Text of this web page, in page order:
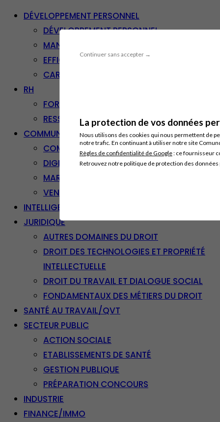
Continuer sans accepter →
La protection de vos données
Nous utilisons des cookies qui nous permettent de
notre trafic. En continuant à utiliser notre site
Règles de confidentialité de Google: ce fournisseur
Retrouvez notre politique de protection des
DÉVELOPPEMENT PERSONNEL
DÉVELOPPEMENT PERSONNEL
MANAGEMENT
EFFICACITÉ PROFESSIONNELLE
CARRIÈRE & RECONVERSION
RH
FORMATION PROFESSIONNELLE
RESSOURCES HUMAINES
COMMUNICATION/DIGITAL
COMMUNICATION
DIGITAL
MARKETING
VENTE – RELATION CLIENT
INTELLIGENCE ARTIFICIELLE
JURIDIQUE
AUTRES DOMAINES DU DROIT
DROIT DES TECHNOLOGIES ET PROPRIÉTÉ
INTELLECTUELLE
DROIT DU TRAVAIL ET DIALOGUE SOCIAL
FONDAMENTAUX DES MÉTIERS DU DROIT
SANTÉ AU TRAVAIL/QVT
SECTEUR PUBLIC
ACTION SOCIALE
ETABLISSEMENTS DE SANTÉ
GESTION PUBLIQUE
PRÉPARATION CONCOURS
INDUSTRIE
FINANCE/IMMO